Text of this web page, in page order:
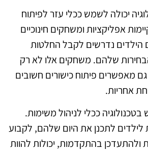
יכולה לשמש ככלי עזר לפיתוח
אפליקציות ומשחקים חינוכיים
הילדים נדרשים לקבל החלטות
שלהם. משחקים אלו לא רק
מאפשרים פיתוח כישורים חשובים
אחריות.
ככלי לניהול משימות.
לילדים לתכנן את היום שלהם, לקבוע
ולהתעדכן בהתקדמות, יכולות להוות